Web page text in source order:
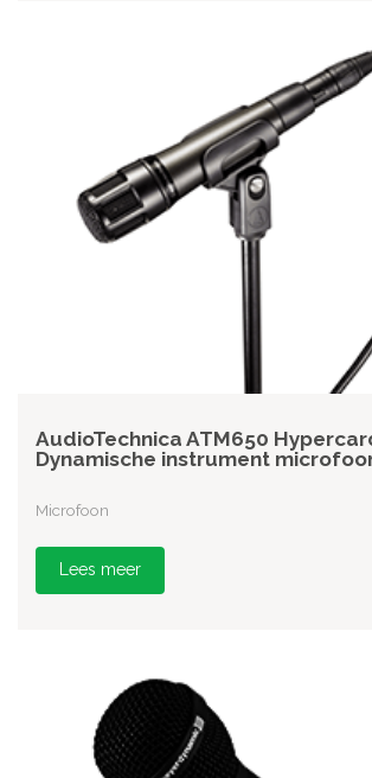
AudioTechnica ATM650
Dynamische instrument
Microfoon
Lees meer